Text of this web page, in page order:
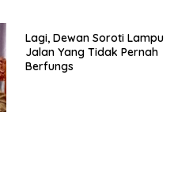
Lagi, Dewan Soroti Lampu
Jalan Yang Tidak Pernah
Berfungs